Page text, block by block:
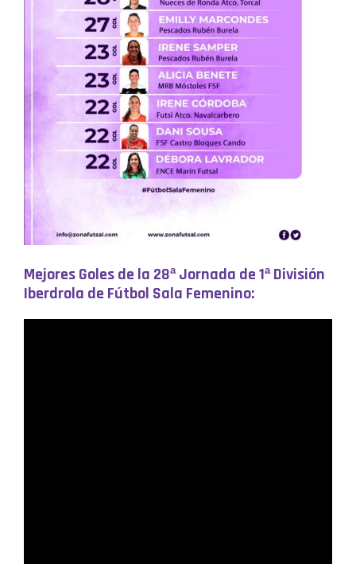
Mejores Goles de la 28ª Jornada de 1ª División
Iberdrola de Fútbol Sala Femenino: